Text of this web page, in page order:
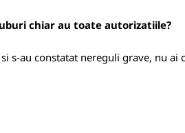
chiar au toate autorizatiile?
s-au constatat nereguli grave, nu ai